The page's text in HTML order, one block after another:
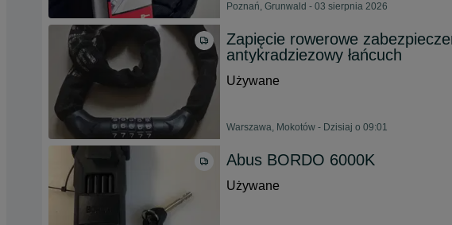
Poznań, Grunwald - 03 sierpnia 2026
Zapięcie rowerowe
antykradziezowy łańcuch
Używane
Warszawa, Mokotów - Dzisiaj o 09:01
Abus BORDO 6000K
Używane